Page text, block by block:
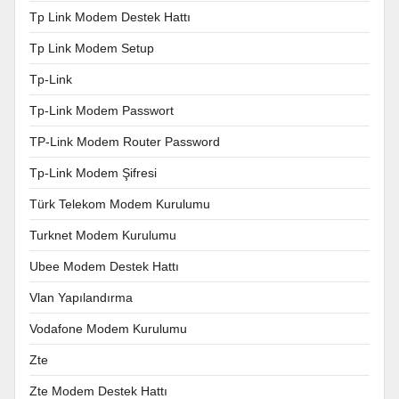
Tp Link Modem Destek Hattı
Tp Link Modem Setup
Tp-Link
Tp-Link Modem Passwort
TP-Link Modem Router Password
Tp-Link Modem Şifresi
Türk Telekom Modem Kurulumu
Turknet Modem Kurulumu
Ubee Modem Destek Hattı
Vlan Yapılandırma
Vodafone Modem Kurulumu
Zte
Zte Modem Destek Hattı